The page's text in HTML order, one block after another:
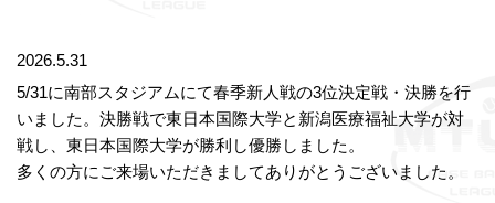
2026.5.31
5/31に南部スタジアムにて春季新人戦の3位決定戦・決勝を行
いました。決勝戦で東日本国際大学と新潟医療福祉大学が対
戦し、東日本国際大学が勝利し優勝しました。
多くの方にご来場いただきましてありがとうございました。